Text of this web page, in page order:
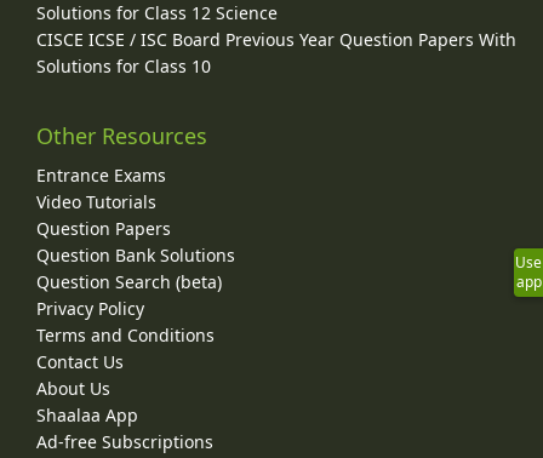
Solutions for Class 12 Science
CISCE ICSE / ISC Board Previous Year Question Papers With
Solutions for Class 10
Other Resources
Entrance Exams
Video Tutorials
Question Papers
Question Bank Solutions
Question Search (beta)
Privacy Policy
Terms and Conditions
Contact Us
About Us
Shaalaa App
Ad-free Subscriptions
Use
app